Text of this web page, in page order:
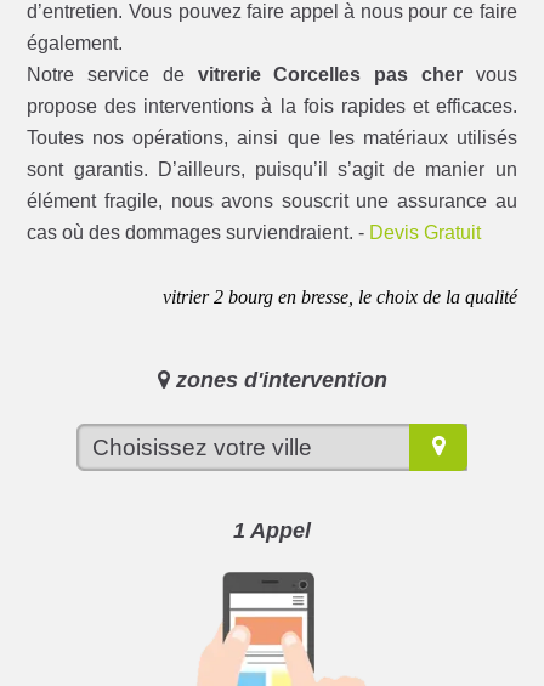
d’entretien. Vous pouvez faire appel à nous pour ce faire
également.
Notre service de vitrerie Corcelles pas chervous
propose des interventions à la fois rapides et efficaces.
Toutes nos opérations, ainsi que les matériaux utilisés
sont garantis. D’ailleurs, puisqu’il s’agit de manier un
élément fragile, nous avons souscrit une assurance au
cas où des dommages surviendraient. - Devis Gratuit
vitrier 2 bourg en bresse, le choix de la qualité
zones d'intervention
1 Appel